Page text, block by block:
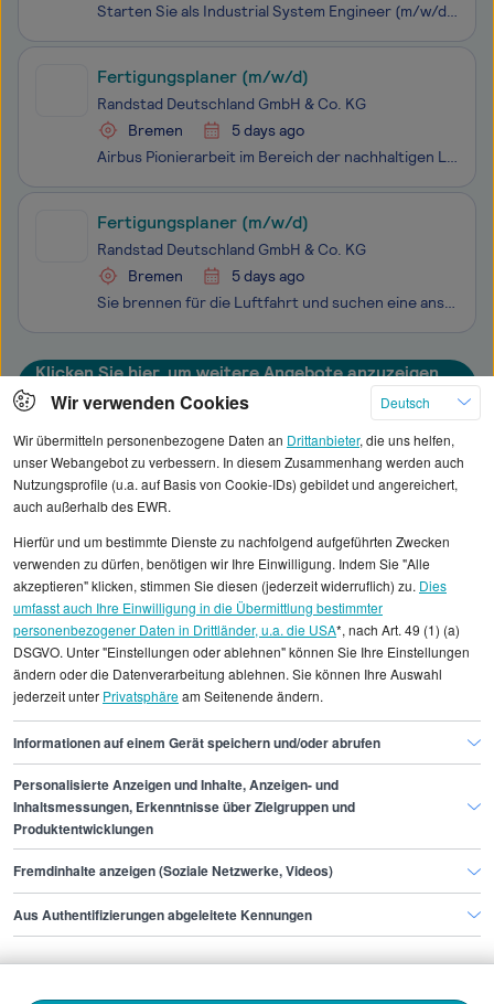
Starten Sie als Industrial System Engineer (m/w/d) Airbus mit expertum in eine erfolgreiche Zukunft! Als langjähriger Personallieferant und Spezialist für die Luft- und Raumfahrtbranche unterstützen wir unseren Kunden Airbus bei der Besetzung qualifizierter Fach- und Führungskräfte. Für den Stando
Fertigungsplaner (m/w/d)
Randstad Deutschland GmbH & Co. KG
Bremen
5 days ago
Airbus Pionierarbeit im Bereich der nachhaltigen Luftfahrt ist unser Beitrag zu einer sicheren und geeinten Welt. Bei Airbus Operations in Bremen gestalten wir die Zukunft des Fliegens. Werden Sie Teil unseres Teams und unterstützen Sie uns dabei, Produktionsprozesse auf das nächste Level zu heben.
Fertigungsplaner (m/w/d)
Randstad Deutschland GmbH & Co. KG
Bremen
5 days ago
Sie brennen für die Luftfahrt und suchen eine anspruchsvolle Schnittstellenposition in einem hochtechnologischen Umfeld? Randstad Aviation bringt Sie zu den besten Arbeitgebern der Branche! Für unseren Kunden Airbus Operations am Standort Bremen suchen wir ab sofort einen engagiere(n) Planer für Rep
Klicken Sie hier, um weitere Angebote anzuzeigen
Alle angezeigten Gehaltsdaten beruhen auf
Durchschnittswerte und die Angaben können nicht
einzelnen Stellenangeboten zugeordnet werden.
Gehaltsinformationen
Fertigung, Produktion
Leiter/in der Arbeitsvorbereitung
Leiter/in der Arbeitsvorbereitung Bremen
Finde den Job,
der zu dir passt.
Bewerbende
Wir verwenden Cookies
Deutsch
Wir übermitteln personenbezogene Daten an Drittanbieter, die uns helfen,
unser Webangebot zu verbessern. In diesem Zusammenhang werden auch
Nutzungsprofile (u.a. auf Basis von Cookie-IDs) gebildet und angereichert,
auch außerhalb des EWR.
Hierfür und um bestimmte Dienste zu nachfolgend aufgeführten Zwecken
verwenden zu dürfen, benötigen wir Ihre Einwilligung. Indem Sie "Alle
akzeptieren" klicken, stimmen Sie diesen (jederzeit widerruflich) zu. Dies
umfasst auch Ihre Einwilligung in die Übermittlung bestimmter
personenbezogener Daten in Drittländer, u.a. die USA*, nach Art. 49 (1) (a)
DSGVO. Unter "Einstellungen oder ablehnen" können Sie Ihre Einstellungen
ändern oder die Datenverarbeitung ablehnen. Sie können Ihre Auswahl
jederzeit unter Privatsphäream Seitenende ändern.
Informationen auf einem Gerät speichern und/oder abrufen
Personalisierte Anzeigen und Inhalte, Anzeigen- und
Inhaltsmessungen, Erkenntnisse über Zielgruppen und
Produktentwicklungen
Fremdinhalte anzeigen (Soziale Netzwerke, Videos)
Aus Authentifizierungen abgeleitete Kennungen